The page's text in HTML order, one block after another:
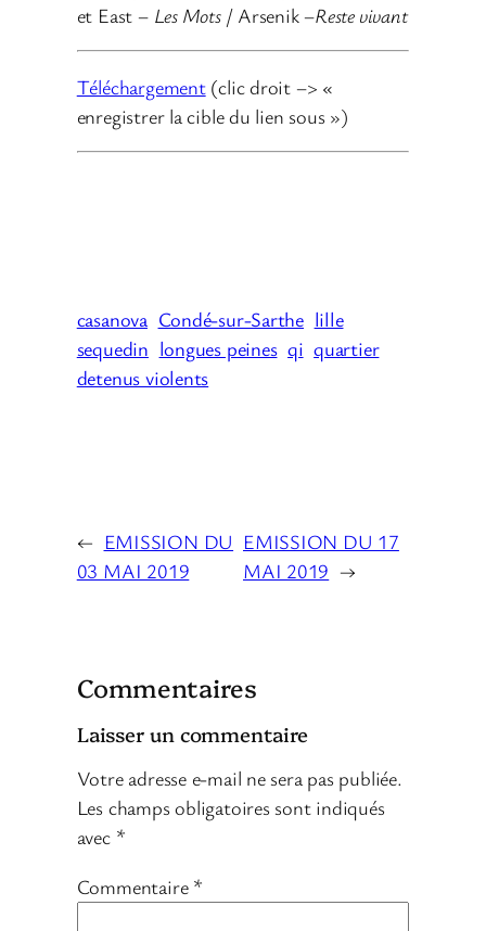
et East – Les Mots / Arsenik –Reste vivant
Téléchargement(clic droit –> «
enregistrer la cible du lien sous »)
casanova Condé-sur-Sarthe lille
sequedin longues peines qi quartier
detenus violents
← EMISSION DU
03 MAI 2019
EMISSION DU 17
MAI 2019 →
Commentaires
Laisser un commentaire
Votre adresse e-mail ne sera pas publiée.
Les champs obligatoires sont indiqués
avec *
Commentaire *